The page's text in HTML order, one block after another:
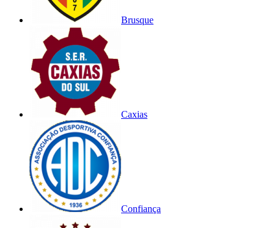
Brusque
Caxias
Confiança